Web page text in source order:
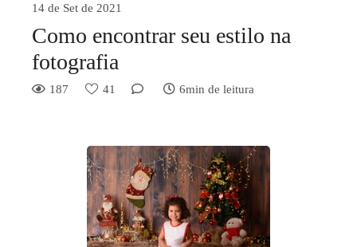
14 de Set de 2021
Como encontrar seu estilo na
fotografia
187 41 6min de leitura